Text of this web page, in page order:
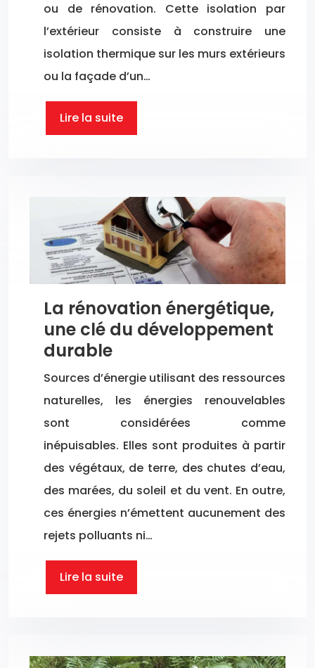
ou de rénovation. Cette isolation par
l’extérieur consiste à construire une
isolation thermique sur les murs extérieurs
ou la façade d’un…
Lire la suite
La rénovation énergétique,
une clé du développement
durable
Sources d’énergie utilisant des ressources
naturelles, les énergies renouvelables
sont considérées comme
inépuisables. Elles sont produites à partir
des végétaux, de terre, des chutes d’eau,
des marées, du soleil et du vent. En outre,
ces énergies n’émettent aucunement des
rejets polluants ni…
Lire la suite